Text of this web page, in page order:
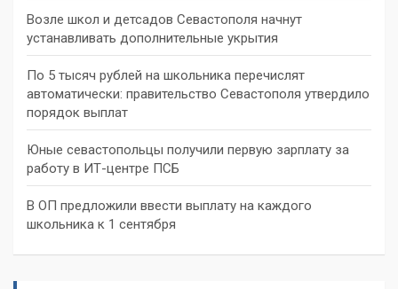
Возле школ и детсадов Севастополя начнут
устанавливать дополнительные укрытия
По 5 тысяч рублей на школьника перечислят
автоматически: правительство Севастополя утвердило
порядок выплат
Юные севастопольцы получили первую зарплату за
работу в ИТ-центре ПСБ
В ОП предложили ввести выплату на каждого
школьника к 1 сентября